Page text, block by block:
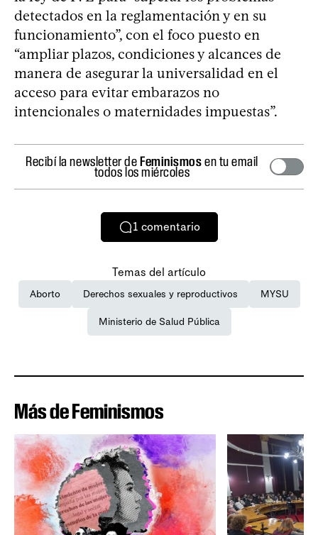
detectados en la reglamentación y en su
funcionamiento”, con el foco puesto en
“ampliar plazos, condiciones y alcances de
manera de asegurar la universalidad en el
acceso para evitar embarazos no
intencionales o maternidades impuestas”.
Recibí la newsletter deFeminismosen tu email
todos los miércoles
1 comentario
Temas del artículo
Aborto Derechos sexuales y reproductivos MYSU
Ministerio de Salud Pública
Más de Feminismos